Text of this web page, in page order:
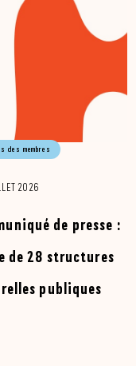
des membres
2026
de presse :
de 28 structures
publiques